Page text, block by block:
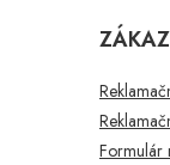
Formulár